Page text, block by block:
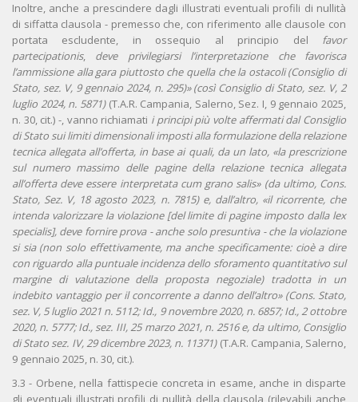
Inoltre, anche a prescindere dagli illustrati eventuali profili di nullità
di siffatta clausola - premesso che, con riferimento alle clausole con
portata escludente, in ossequio al principio del favor
partecipationis, deve privilegiarsi l’interpretazione che favorisca
l’ammissione alla gara piuttosto che quella che la ostacoli (Consiglio di
Stato, sez. V, 9 gennaio 2024, n. 295)» (così Consiglio di Stato, sez. V, 2
luglio 2024, n. 5871) (T.A.R. Campania, Salerno, Sez. I, 9 gennaio 2025,
n. 30, cit.) -, vanno richiamati i principi più volte affermati dal Consiglio
di Stato sui limiti dimensionali imposti alla formulazione della relazione
tecnica allegata all’offerta, in base ai quali, da un lato, «la prescrizione
sul numero massimo delle pagine della relazione tecnica allegata
all’offerta deve essere interpretata cum grano salis» (da ultimo, Cons.
Stato, Sez. V, 18 agosto 2023, n. 7815) e, dall’altro, «il ricorrente, che
intenda valorizzare la violazione [del limite di pagine imposto dalla lex
specialis], deve fornire prova - anche solo presuntiva - che la violazione
si sia (non solo effettivamente, ma anche specificamente: cioè a dire
con riguardo alla puntuale incidenza dello sforamento quantitativo sul
margine di valutazione della proposta negoziale) tradotta in un
indebito vantaggio per il concorrente a danno dell’altro» (Cons. Stato,
sez. V, 5 luglio 2021 n. 5112; Id., 9 novembre 2020, n. 6857; Id., 2 ottobre
2020, n. 5777; Id., sez. III, 25 marzo 2021, n. 2516 e, da ultimo, Consiglio
di Stato sez. IV, 29 dicembre 2023, n. 11371) (T.A.R. Campania, Salerno,
9 gennaio 2025, n. 30, cit.).
3.3 - Orbene, nella fattispecie concreta in esame, anche in disparte
gli eventuali illustrati profili di nullità della clausola (rilevabili anche